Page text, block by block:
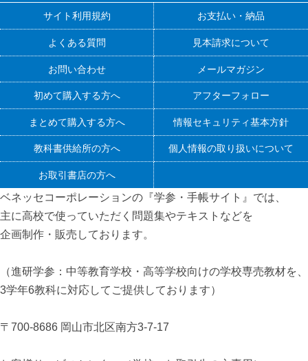
サイト利用規約 お支払い・納品
よくある質問 見本請求について
お問い合わせ メールマガジン
初めて購入する方へ アフターフォロー
まとめて購入する方へ 情報セキュリティ基本方針
教科書供給所の方へ 個人情報の取り扱いについて
お取引書店の方へ
ベネッセコーポレーションの『学参・手帳サイト』 では、
主に高校で使っていただく問題集やテキストなどを
企画制作・販売しております。
（進研学参：中等教育学校・高等学校向けの学校専売教材を、
3学年6教科に対応してご提供しております）
〒700-8686 岡山市北区南方3-7-17